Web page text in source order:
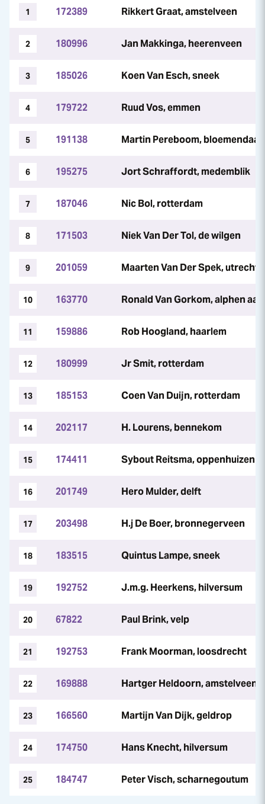
1 172389 Rikkert Graat, amstelveen
2 180996 Jan Makkinga, heerenveen
3 185026 Koen Van Esch, sneek
4 179722 Ruud Vos, emmen
5 191138 Martin Pereboom, bloemendaal
6 195275 Jort Schraffordt, medemblik
7 187046 Nic Bol, rotterdam
8 171503 Niek Van Der Tol, de wilgen
9 201059 Maarten Van Der Spek, utrecht
10 163770 Ronald Van Gorkom, alphen
11 159886 Rob Hoogland, haarlem
12 180999 Jr Smit, rotterdam
13 185153 Coen Van Duijn, rotterdam
14 202117 H. Lourens, bennekom
15 174411 Sybout Reitsma, oppenhuizen
16 201749 Hero Mulder, delft
17 203498 H.j De Boer, bronnegerveen
18 183515 Quintus Lampe, sneek
19 192752 J.m.g. Heerkens, hilversum
20 67822 Paul Brink, velp
21 192753 Frank Moorman, loosdrecht
22 169888 Hartger Heldoorn, amstelveen
23 166560 Martijn Van Dijk, geldrop
24 174750 Hans Knecht, hilversum
25 184747 Peter Visch, scharnegoutum